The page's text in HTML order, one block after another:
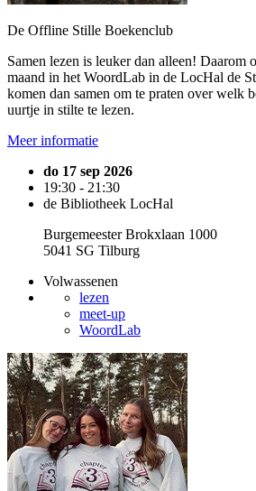
De Offline Stille Boekenclub
Samen lezen is leuker dan alleen! Daarom
maand in het WoordLab in de LocHal de
komen dan samen om te praten over welk
uurtje in stilte te lezen.
Meer informatie
do 17 sep 2026
19:30 - 21:30
de Bibliotheek LocHal
Burgemeester Brokxlaan 1000
5041 SG Tilburg
Volwassenen
lezen
meet-up
WoordLab